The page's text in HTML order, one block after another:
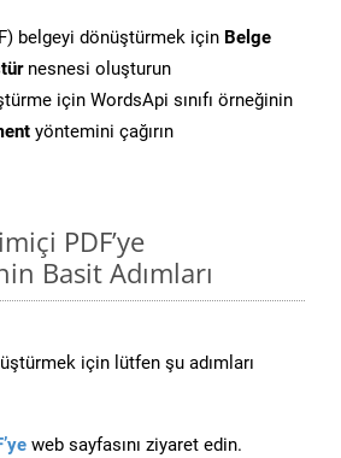
belgeyi dönüştürmek için Belge
nesnesi oluşturun
için WordsApi sınıfı örneğinin
yöntemini çağırın
PDF’ye
Basit Adımları
için lütfen şu adımları
web sayfasını ziyaret edin.